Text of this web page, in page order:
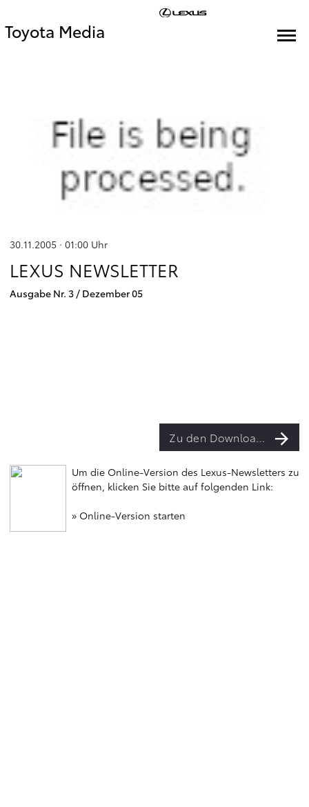
Toyota Media
30.11.2005 · 01:00 Uhr
LEXUS NEWSLETTER
Ausgabe Nr. 3 / Dezember 05
Zu den Downloads
Um die Online-Version des Lexus-Newsletters zu
öffnen, klicken Sie bitte auf folgenden Link:
» Online-Version starten